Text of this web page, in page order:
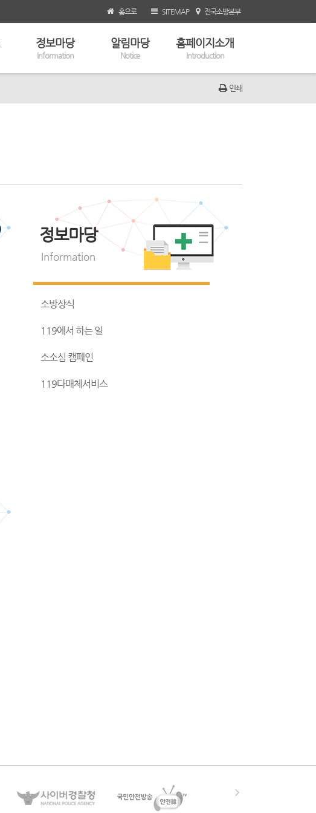
홈으로 SITEMAP 전국소방본부
정보마당
Information
알림마당
Notice
홈페이지소개
Introduction
인쇄
정보마당
Information
소방상식
119에서 하는 일
소소심 캠페인
119다매체서비스